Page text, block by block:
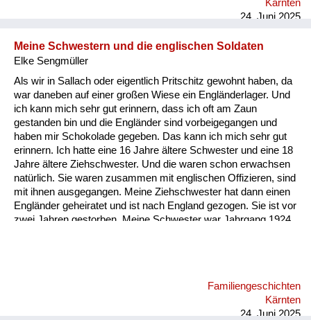
Wohnen
Kärnten
24. Juni 2025
Meine Schwestern und die englischen Soldaten
Elke Sengmüller
Als wir in Sallach oder eigentlich Pritschitz gewohnt haben, da
war daneben auf einer großen Wiese ein Engländerlager. Und
ich kann mich sehr gut erinnern, dass ich oft am Zaun
gestanden bin und die Engländer sind vorbeigegangen und
haben mir Schokolade gegeben. Das kann ich mich sehr gut
erinnern. Ich hatte eine 16 Jahre ältere Schwester und eine 18
Jahre ältere Ziehschwester. Und die waren schon erwachsen
natürlich. Sie waren zusammen mit englischen Offizieren, sind
mit ihnen ausgegangen. Meine Ziehschwester hat dann einen
Engländer geheiratet und ist nach England gezogen. Sie ist vor
zwei Jahren gestorben. Meine Schwester war Jahrgang 1924,
Familiengeschichten
Kärnten
24. Juni 2025